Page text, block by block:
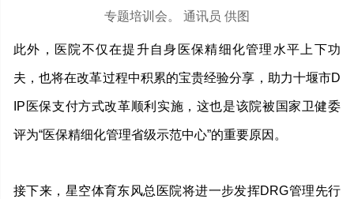
专题培训会。 通讯员 供图
此外，医院不仅在提升自身医保精细化管理水平上下功
夫，也将在改革过程中积累的宝贵经验分享，助力十堰市D
IP医保支付方式改革顺利实施，这也是该院被国家卫健委
评为“医保精细化管理省级示范中心”的重要原因。
接下来，星空体育东风总医院将进一步发挥DRG管理先行